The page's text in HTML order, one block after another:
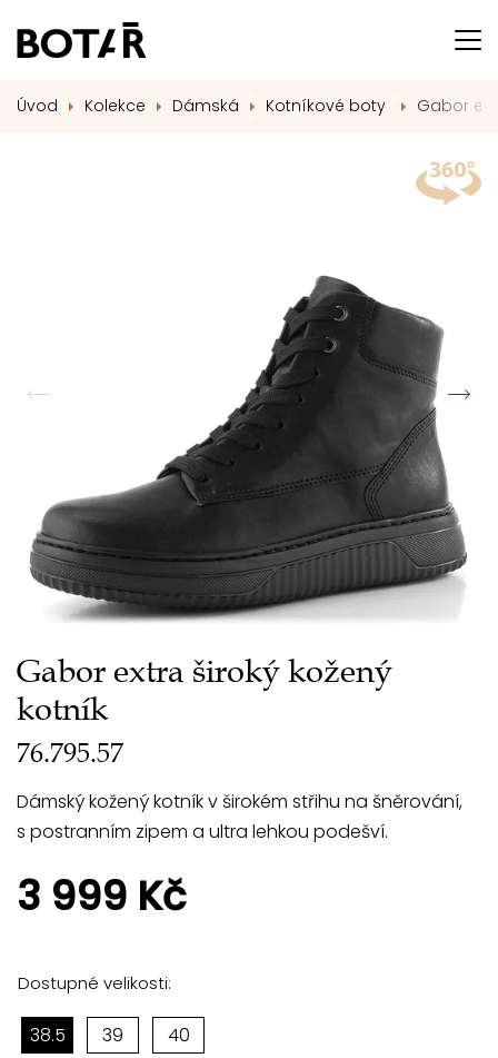
Úvod Kolekce Dámská Kotníkové boty Gabor
Gabor extra široký kožený
kotník
76.795.57
Dámský kožený kotník v širokém střihu na šněrování,
s postranním zipem a ultra lehkou podešví.
3 999 Kč
Dostupné velikosti:
38.5 39 40